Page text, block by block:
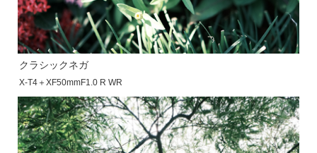
クラシックネガ
X-T4＋XF50mmF1.0 R WR